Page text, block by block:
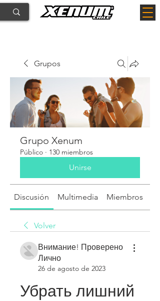
Grupos
Grupo Xenum
Público · 130 miembros
Unirse
Discusión Multimedia Miembros
Volver
Внимание! Проверено
Лично
26 de agosto de 2023
Убрать лишний